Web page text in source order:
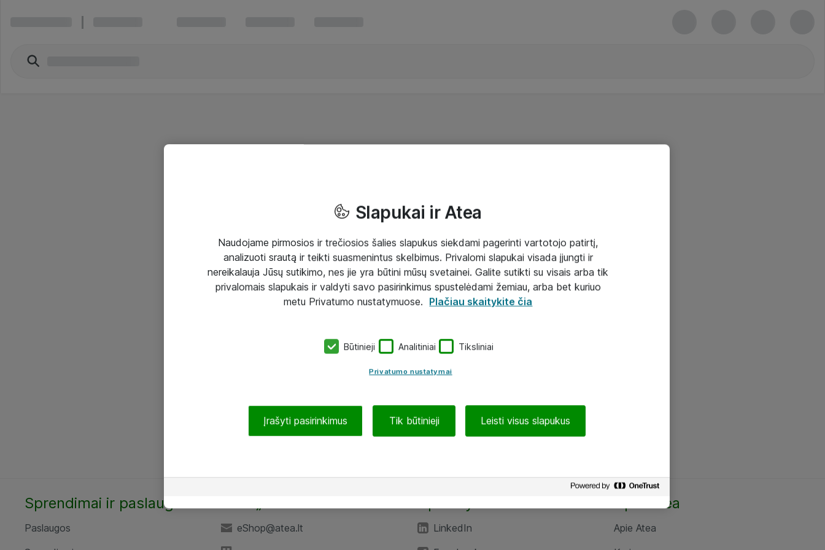
Sprendimai ir paslaugos
Paslaugos
eShop@atea.lt
LinkedIn
Apie Atea
Apie Atea
Slapukai ir Atea
Naudojame pirmosios ir trečiosios šalies slapukus siekdami pagerinti vartotojo patirtį,
analizuoti srautą ir teikti suasmenintus skelbimus. Privalomi slapukai visada įjungti ir
nereikalauja Jūsų sutikimo, nes jie yra būtini mūsų svetainei. Galite sutikti su visais arba tik
privalomais slapukais ir valdyti savo pasirinkimus spustelėdami žemiau, arba bet kuriuo
metu Privatumo nustatymuose. Plačiau skaitykite čia
Būtinieji Analitiniai Tiksliniai
Privatumo nustatymai
Įrašyti pasirinkimus Tik būtinieji Leisti visus slapukus